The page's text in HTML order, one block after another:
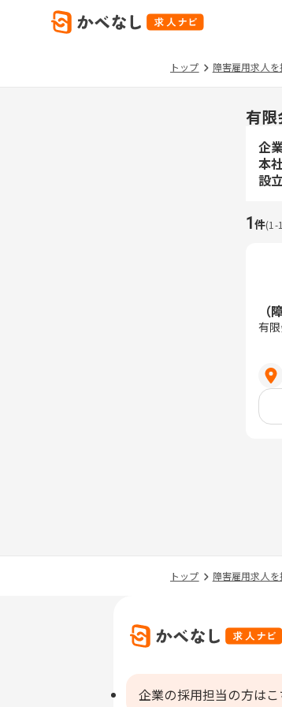
トップ 障害雇用求人を
有
企
本
設
1 件(1 -
（
有
トップ 障害雇用求人を
企業の採用担当の方はこ